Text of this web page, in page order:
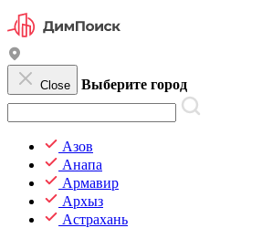
Close Выберите город
Азов
Анапа
Армавир
Архыз
Астрахань